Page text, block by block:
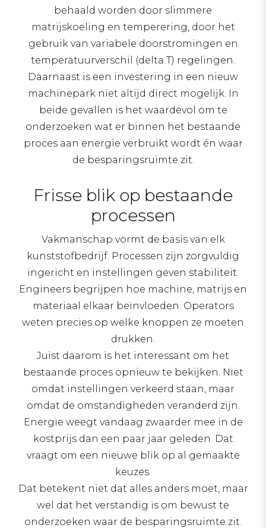
behaald worden door slimmere
matrijskoeling en temperering, door het
gebruik van variabele doorstromingen en
temperatuurverschil (delta T) regelingen.
Daarnaast is een investering in een nieuw
machinepark niet altijd direct mogelijk. In
beide gevallen is het waardevol om te
onderzoeken wat er binnen het bestaande
proces aan energie verbruikt wordt én waar
de besparingsruimte zit.
Frisse blik op bestaande
processen
Vakmanschap vormt de basis van elk
kunststofbedrijf. Processen zijn zorgvuldig
ingericht en instellingen geven stabiliteit.
Engineers begrijpen hoe machine, matrijs en
materiaal elkaar beïnvloeden. Operators
weten precies op welke knoppen ze moeten
drukken.
Juist daarom is het interessant om het
bestaande proces opnieuw te bekijken. Niet
omdat instellingen verkeerd staan, maar
omdat de omstandigheden veranderd zijn.
Energie weegt vandaag zwaarder mee in de
kostprijs dan een paar jaar geleden. Dat
vraagt om een nieuwe blik op al gemaakte
keuzes.
Dat betekent niet dat alles anders moet, maar
wel dat het verstandig is om bewust te
onderzoeken waar de besparingsruimte zit.